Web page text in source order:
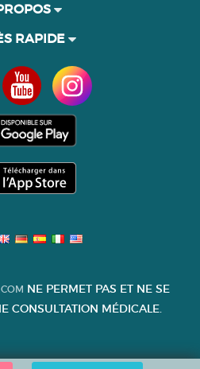
RAPIDE
NE PERMET PAS ET NE SE
CONSULTATION MÉDICALE.